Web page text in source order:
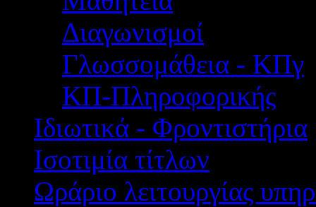
Διαγωνισμοί
Γλωσσομάθεια - ΚΠγ
ΚΠ-Πληροφορικής
Ιδιωτικά - Φροντιστήρια
Ισοτιμία τίτλων
Ωράριο λειτουργίας